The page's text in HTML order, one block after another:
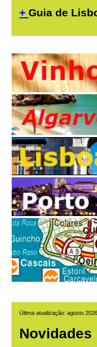
+ Guia de
Última atualização: agosto 2026
Novidades